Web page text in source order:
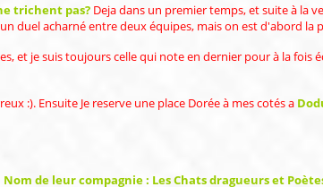
trichent pas? Deja dans un premier temps, et suite à la
duel acharné entre deux équipes, mais on est d'abord la
et je suis toujours celle qui note en dernier pour à la
:). Ensuite Je reserve une place Dorée à mes cotés a
Nom de leur compagnie : Les Chats dragueurs et